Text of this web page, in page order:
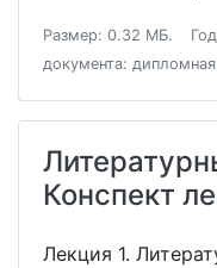
Размер: 0.32 МБ.
документа:
Конспект
Лекция 1.